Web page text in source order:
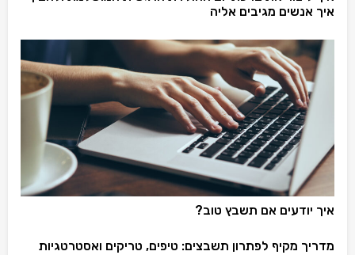
איך אנשים מגיבים אליה
איך יודעים אם תשבץ טוב?
מדריך מקיף לפתרון תשבצים: טיפים, טריקים ואסטרטגיות